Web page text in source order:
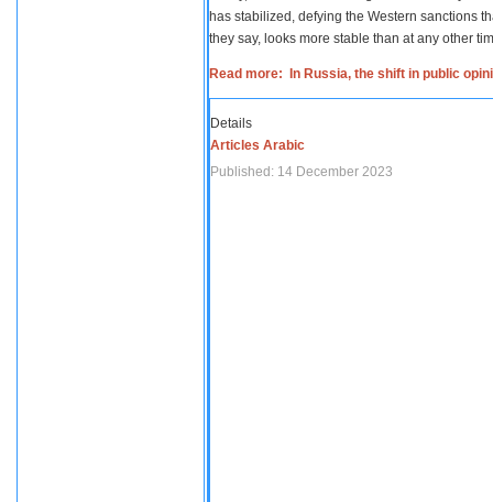
has stabilized, defying the Western sanctions
they say, looks more stable than at any other
Read more: In Russia, the shift in public
Details
Articles Arabic
Published: 14 December 2023